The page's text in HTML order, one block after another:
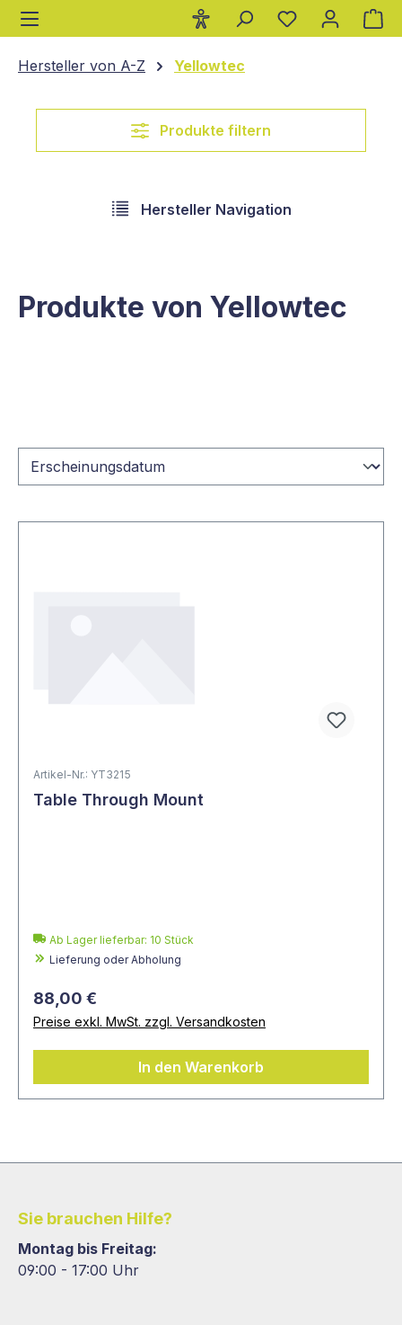
springen
Hersteller von A-Z Yellowtec
Produkte filtern
Hersteller Navigation
Produkte von Yellowtec
Artikel-Nr.: YT3215
Table Through Mount
Ab Lager lieferbar: 10 Stück
Lieferung oder Abholung
88,00 €
Preise exkl. MwSt. zzgl. Versandkosten
In den Warenkorb
Sie brauchen Hilfe?
Montag bis Freitag:
09:00 - 17:00 Uhr